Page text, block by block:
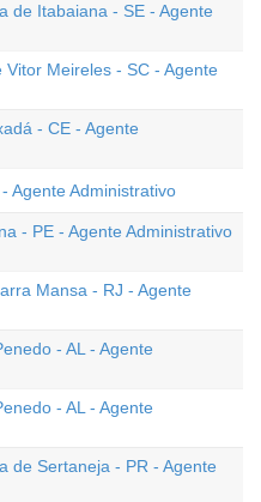
de Itabaiana - SE - Agente
Meireles - SC - Agente
- CE - Agente
Agente Administrativo
- PE - Agente Administrativo
Mansa - RJ - Agente
- AL - Agente
- AL - Agente
de Sertaneja - PR - Agente